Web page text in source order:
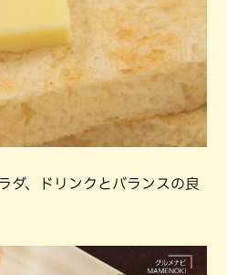
ダ、ドリンクとバランスの良